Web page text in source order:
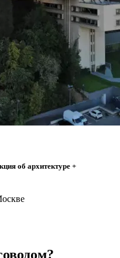
об архитектуре +